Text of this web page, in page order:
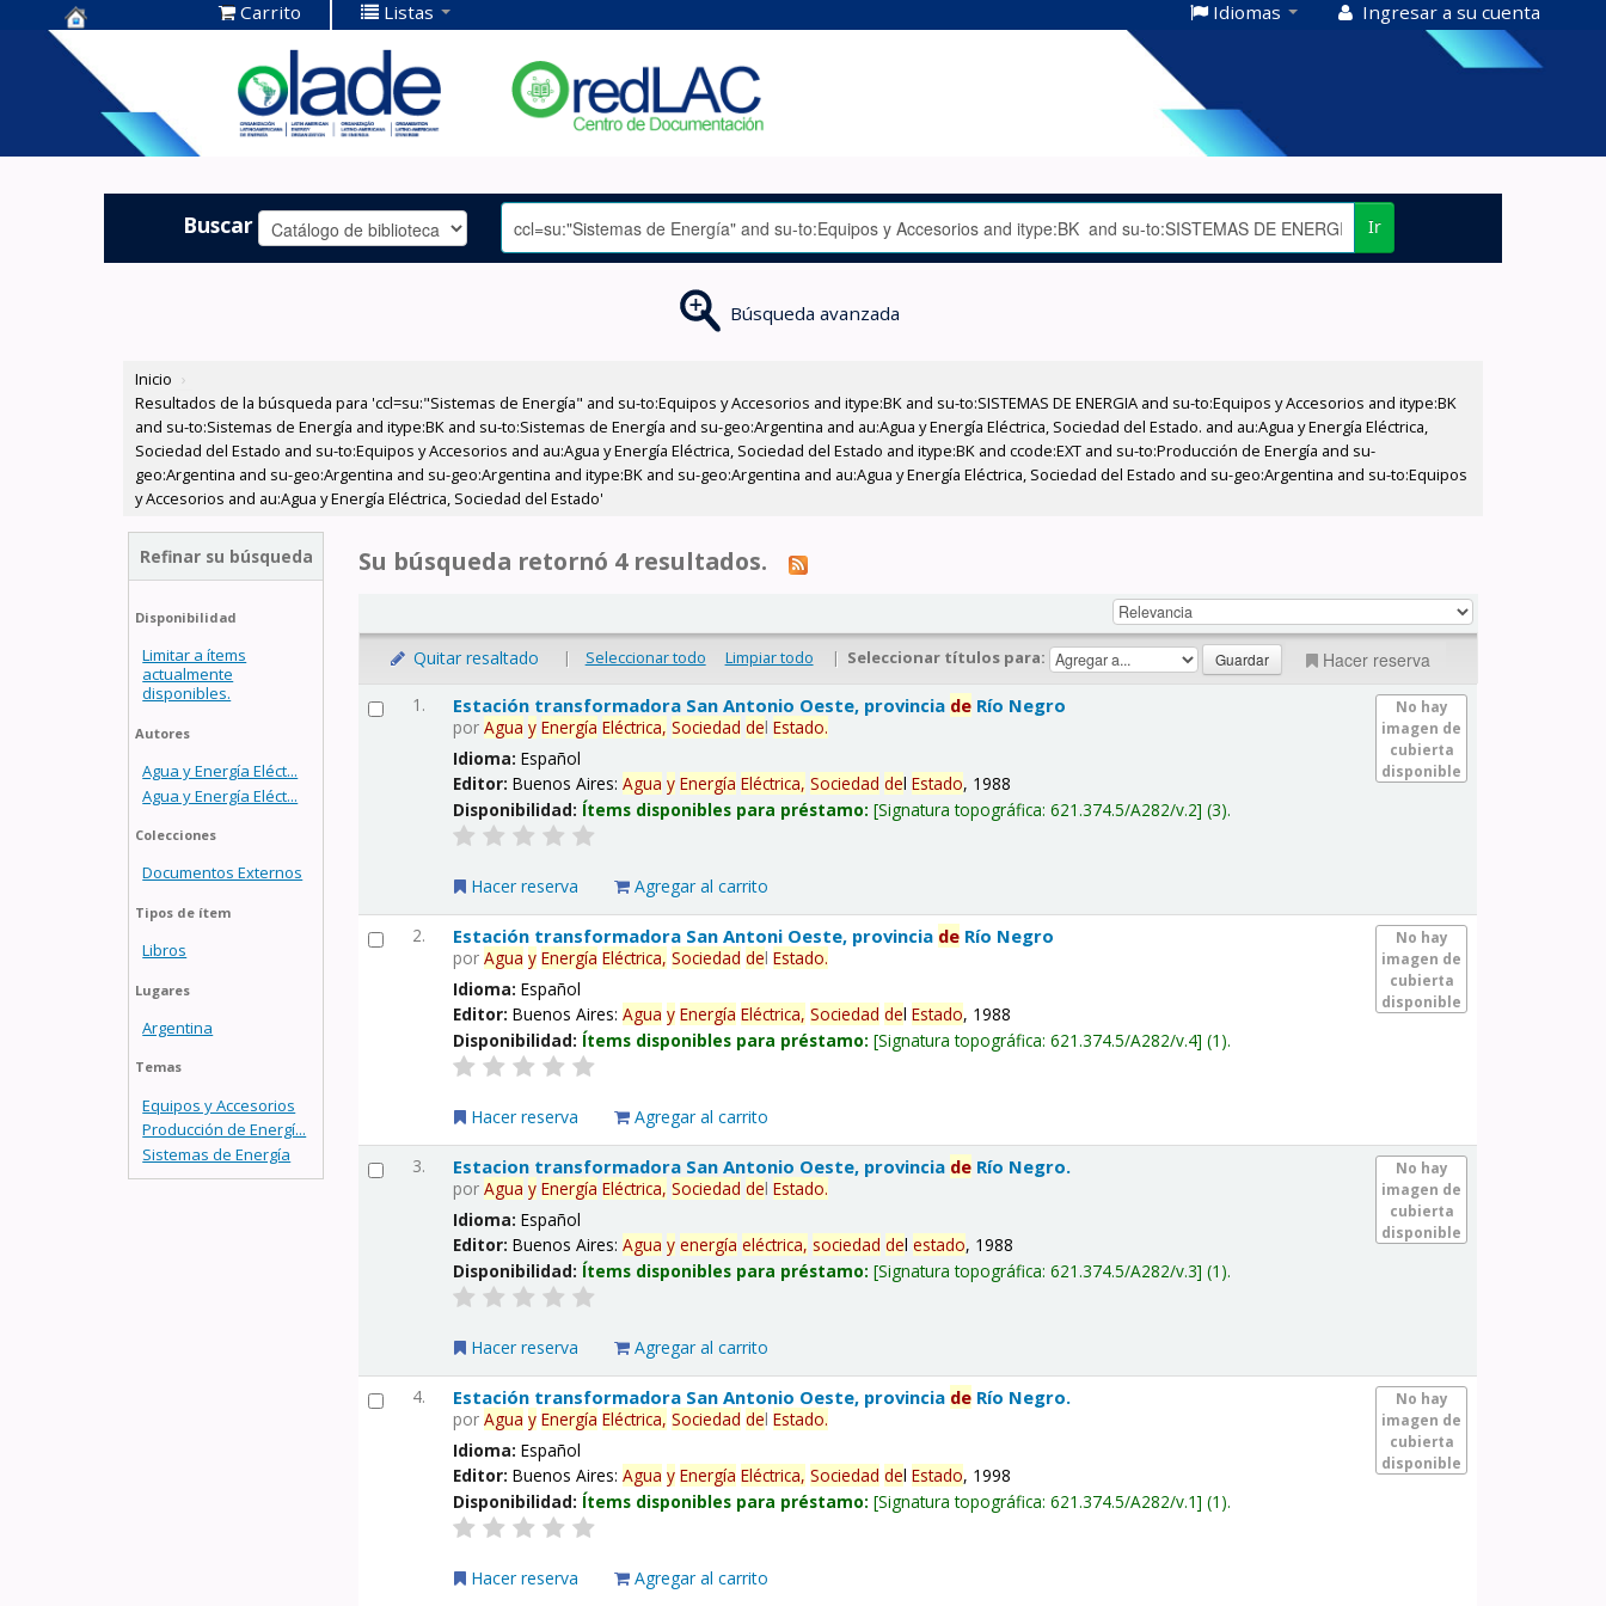
Centro de
Documentación
OLADE -
Carrito Listas Idiomas Ingresar a su cuenta
Buscar Ir
Búsqueda avanzada
Inicio ›
Resultados de la búsqueda para 'ccl=su:"Sistemas de Energía" and su-to:Equipos y Accesorios and itype:BK and su-to:SISTEMAS DE ENERGIA and su-to:Equipos y Accesorios and itype:BK
and su-to:Sistemas de Energía and itype:BK and su-to:Sistemas de Energía and su-geo:Argentina and au:Agua y Energía Eléctrica, Sociedad del Estado. and au:Agua y Energía Eléctrica,
Sociedad del Estado and su-to:Equipos y Accesorios and au:Agua y Energía Eléctrica, Sociedad del Estado and itype:BK and ccode:EXT and su-to:Producción de Energía and su-
geo:Argentina and su-geo:Argentina and su-geo:Argentina and itype:BK and su-geo:Argentina and au:Agua y Energía Eléctrica, Sociedad del Estado and su-geo:Argentina and su-to:Equipos
y Accesorios and au:Agua y Energía Eléctrica, Sociedad del Estado'
Refinar su búsqueda
Disponibilidad
Limitar a ítems
actualmente
disponibles.
Autores
Agua y Energía Eléct...
Agua y Energía Eléct...
Colecciones
Documentos Externos
Tipos de ítem
Libros
Lugares
Argentina
Temas
Equipos y Accesorios
Producción de Energí...
Sistemas de Energía
Su búsqueda retornó 4 resultados.
Quitar resaltado | Seleccionar todo Limpiar todo | Seleccionar títulos para: Hacer reserva
1.
No hay
imagen de
cubierta
disponible
Estación transformadora San Antonio Oeste, provincia de Río Negro
porAgua y Energía Eléctrica, Sociedad delEstado.
Idioma:Español
Editor:Buenos Aires:Agua y Energía Eléctrica, Sociedad delEstado, 1988
Disponibilidad: Ítems disponibles para préstamo: Signatura topográfica:621.374.5/A282/v.2 (3).
Hacer reserva Agregar al carrito
2.
No hay
imagen de
cubierta
disponible
Estación transformadora San Antoni Oeste, provincia de Río Negro
porAgua y Energía Eléctrica, Sociedad delEstado.
Idioma:Español
Editor:Buenos Aires:Agua y Energía Eléctrica, Sociedad delEstado, 1988
Disponibilidad: Ítems disponibles para préstamo: Signatura topográfica:621.374.5/A282/v.4 (1).
Hacer reserva Agregar al carrito
3.
No hay
imagen de
cubierta
disponible
Estacion transformadora San Antonio Oeste, provincia de Río Negro.
porAgua y Energía Eléctrica, Sociedad delEstado.
Idioma:Español
Editor:Buenos Aires:Agua y energía eléctrica, sociedad delestado, 1988
Disponibilidad: Ítems disponibles para préstamo: Signatura topográfica:621.374.5/A282/v.3 (1).
Hacer reserva Agregar al carrito
4.
No hay
imagen de
cubierta
disponible
Estación transformadora San Antonio Oeste, provincia de Río Negro.
porAgua y Energía Eléctrica, Sociedad delEstado.
Idioma:Español
Editor:Buenos Aires:Agua y Energía Eléctrica, Sociedad delEstado, 1998
Disponibilidad: Ítems disponibles para préstamo: Signatura topográfica:621.374.5/A282/v.1 (1).
Hacer reserva Agregar al carrito